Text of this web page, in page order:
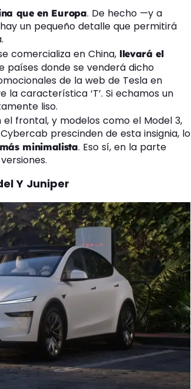
que en Europa. De hecho —y a
un pequeño detalle que permitirá
comercializa en China, llevará el
países donde se venderá dicho
de la web de Tesla en
característica ‘T’. Si echamos un
liso.
frontal, y modelos como el Model 3,
prescinden de esta insignia, lo
minimalista. Eso sí, en la parte
Y Juniper